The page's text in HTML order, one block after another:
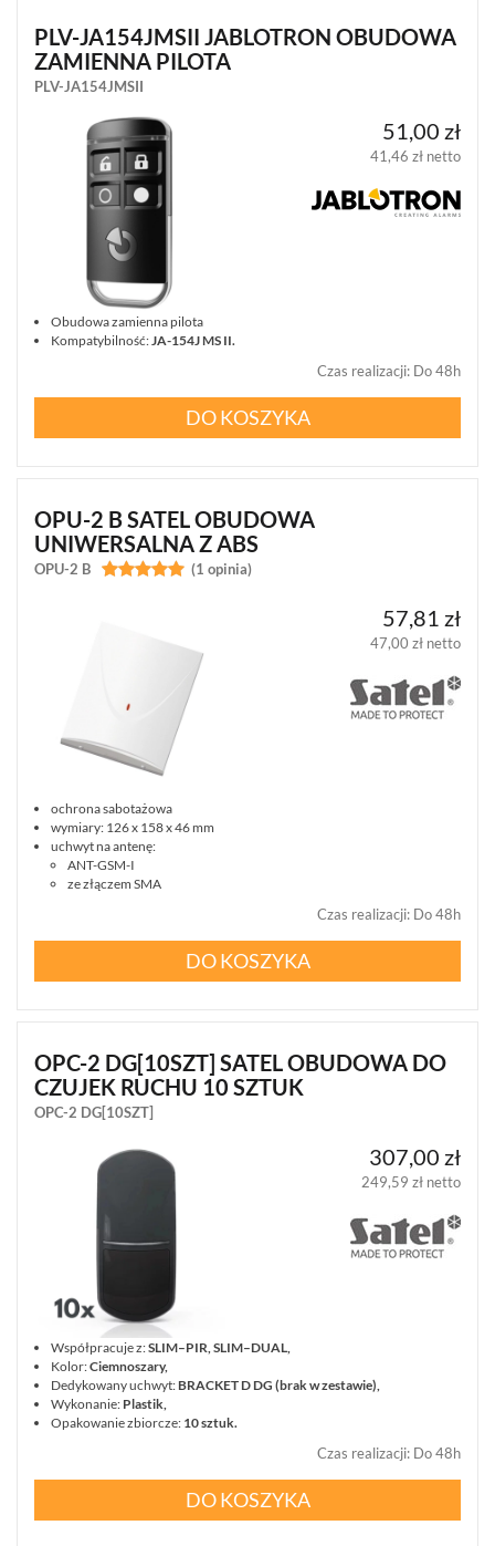
PLV-JA154JMSII JABLOTRON OBUDOWA
ZAMIENNA PILOTA
PLV-JA154JMSII
51,00 zł
41,46 zł netto
Obudowa zamienna pilota
Kompatybilność:JA-154J MS II.
Czas realizacji: Do 48h
DO KOSZYKA
OPU-2 B SATEL OBUDOWA
UNIWERSALNA Z ABS
OPU-2 B 
 (1 opinia)
57,81 zł
47,00 zł netto
ochrona sabotażowa
wymiary: 126 x 158 x 46 mm
uchwyt na antenę:
ANT-GSM-I
ze złączem SMA
Czas realizacji: Do 48h
DO KOSZYKA
OPC-2 DG[10SZT] SATEL OBUDOWA DO
CZUJEK RUCHU 10 SZTUK
OPC-2 DG[10SZT]
307,00 zł
249,59 zł netto
Współpracuje z:SLIM–PIR, SLIM–DUAL,
Kolor:Ciemnoszary,
Dedykowany uchwyt:BRACKET D DG (brak w zestawie),
Wykonanie: Plastik,
Opakowanie zbiorcze: 10 sztuk.
Czas realizacji: Do 48h
DO KOSZYKA